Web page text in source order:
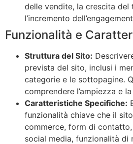
delle vendite, la crescita
l’incremento
Funzionalità e
Struttura del Sito:
prevista del sito, inclusi i
categorie e le sottopagine.
comprendere l’ampiezza e
Caratteristiche Specifiche:
funzionalità chiave che il
commerce, form di
social media, funzionalità di